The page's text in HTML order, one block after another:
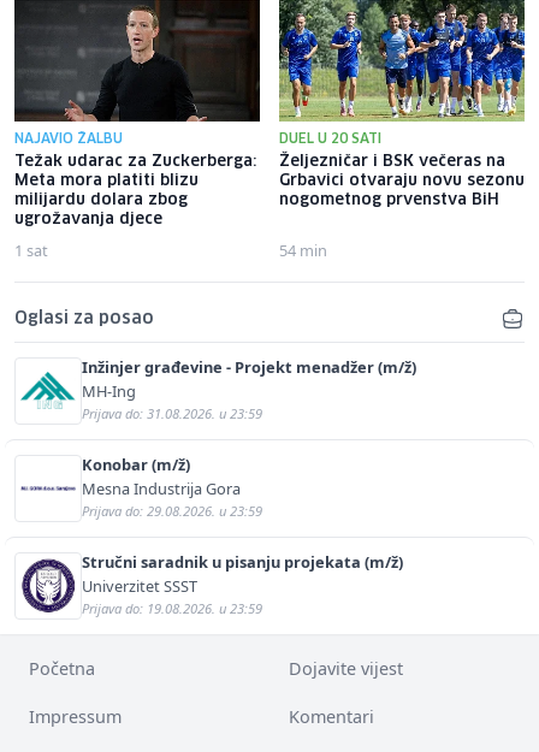
NAJAVIO ŽALBU
Težak udarac za Zuckerberga:
Meta mora platiti blizu
milijardu dolara zbog
ugrožavanja djece
1 sat
DUEL U 20 SATI
Željezničar i BSK večeras na
Grbavici otvaraju novu sezonu
nogometnog prvenstva BiH
54 min
Oglasi za posao
Inžinjer građevine - Projekt menadžer (m/ž)
MH-Ing
Prijava do: 31.08.2026. u 23:59
Konobar (m/ž)
Mesna Industrija Gora
Prijava do: 29.08.2026. u 23:59
Stručni saradnik u pisanju projekata (m/ž)
Univerzitet SSST
Prijava do: 19.08.2026. u 23:59
Početna Dojavite vijest
Impressum Komentari